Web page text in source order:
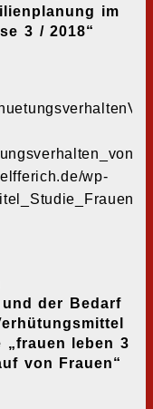
im
3 / 2018“
wp-
der Bedarf
„frauen leben 3
von Frauen“